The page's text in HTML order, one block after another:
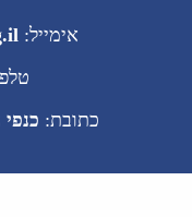
אימייל:
כתובת: כנפי נשרים